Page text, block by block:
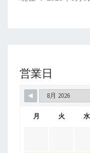
営業日
月 火 水